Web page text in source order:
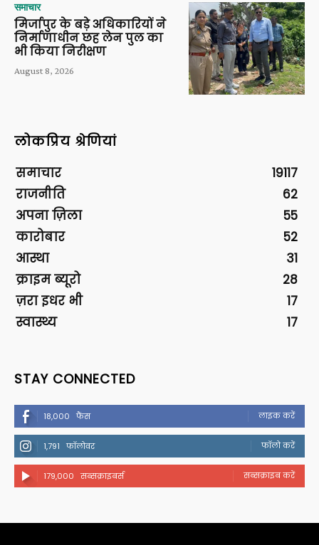
समाचार
मिर्जापुर के बड़े अधिकारियों ने
निर्माणाधीन छह लेन पुल का
भी किया निरीक्षण
August 8, 2026
लोकप्रिय श्रेणियां
समाचार
19117
राजनीति
62
अपना ज़िला
55
कारोबार
52
आस्था
31
क्राइम ब्यूरो
28
ज़रा इधर भी
17
स्वास्थ्य
17
STAY CONNECTED
18,000 फैंस लाइक करें
1,791 फॉलोवर फॉलो करें
179,000 सब्सक्राइबर्स सब्सक्राइब करें